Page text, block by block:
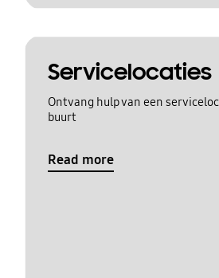
Servicelocaties
Ontvang hulp van een
buurt
Read more